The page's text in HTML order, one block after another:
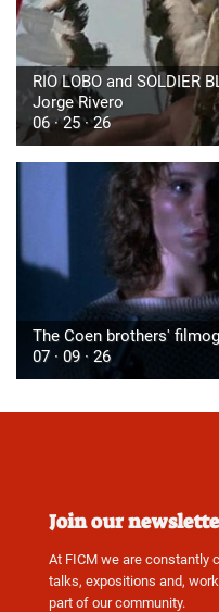
RIO LOBO and SOLDIER
Jorge Rivero
06 · 25 · 26
The Coen brothers'
07 · 09 · 26
Join our
At FICM we are constantly
talks, expositions and,
part of our community.